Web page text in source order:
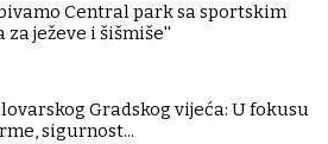
Central park sa sportskim
ježeve i šišmiše''
Gradskog vijeća: U fokusu
sigurnost...